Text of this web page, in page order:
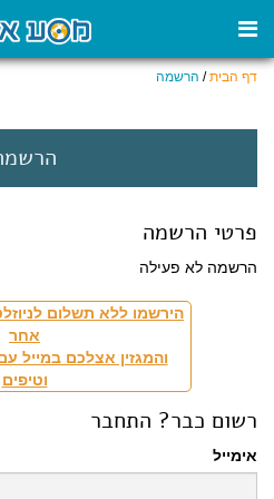
דף הבית/ הרשמה
פרטי הרשמה
הרשמה לא פעילה
הירשמו ללא תשלום
אחר
והמגזין אצלכם במייל
וטיפים
רשום כבר? התחבר
אימייל